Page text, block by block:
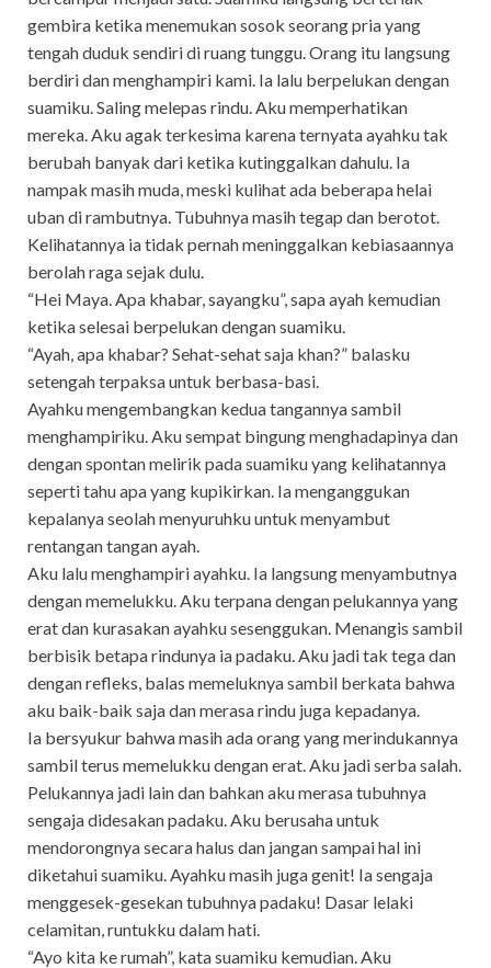
gembira ketika menemukan sosok seorang pria yang
tengah duduk sendiri di ruang tunggu. Orang itu langsung
berdiri dan menghampiri kami. Ia lalu berpelukan dengan
suamiku. Saling melepas rindu. Aku memperhatikan
mereka. Aku agak terkesima karena ternyata ayahku tak
berubah banyak dari ketika kutinggalkan dahulu. Ia
nampak masih muda, meski kulihat ada beberapa helai
uban di rambutnya. Tubuhnya masih tegap dan berotot.
Kelihatannya ia tidak pernah meninggalkan kebiasaannya
berolah raga sejak dulu.
“Hei Maya. Apa khabar, sayangku”, sapa ayah kemudian
ketika selesai berpelukan dengan suamiku.
“Ayah, apa khabar? Sehat-sehat saja khan?” balasku
setengah terpaksa untuk berbasa-basi.
Ayahku mengembangkan kedua tangannya sambil
menghampiriku. Aku sempat bingung menghadapinya dan
dengan spontan melirik pada suamiku yang kelihatannya
seperti tahu apa yang kupikirkan. Ia menganggukan
kepalanya seolah menyuruhku untuk menyambut
rentangan tangan ayah.
Aku lalu menghampiri ayahku. Ia langsung menyambutnya
dengan memelukku. Aku terpana dengan pelukannya yang
erat dan kurasakan ayahku sesenggukan. Menangis sambil
berbisik betapa rindunya ia padaku. Aku jadi tak tega dan
dengan refleks, balas memeluknya sambil berkata bahwa
aku baik-baik saja dan merasa rindu juga kepadanya.
Ia bersyukur bahwa masih ada orang yang merindukannya
sambil terus memelukku dengan erat. Aku jadi serba salah.
Pelukannya jadi lain dan bahkan aku merasa tubuhnya
sengaja didesakan padaku. Aku berusaha untuk
mendorongnya secara halus dan jangan sampai hal ini
diketahui suamiku. Ayahku masih juga genit! Ia sengaja
menggesek-gesekan tubuhnya padaku! Dasar lelaki
celamitan, runtukku dalam hati.
“Ayo kita ke rumah”, kata suamiku kemudian. Aku